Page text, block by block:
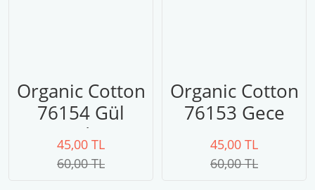
Organic Cotton
76154 Gül
Mürdüm
45,00 TL
60,00 TL
Organic Cotton
76153 Gece
Laciverti
45,00 TL
60,00 TL